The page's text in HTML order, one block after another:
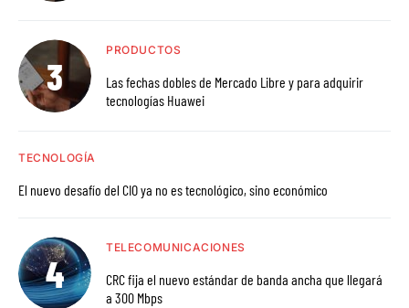
PRODUCTOS
Las fechas dobles de Mercado Libre y para adquirir
tecnologías Huawei
TECNOLOGÍA
El nuevo desafío del CIO ya no es tecnológico, sino económico
TELECOMUNICACIONES
CRC fija el nuevo estándar de banda ancha que llegará
a 300 Mbps